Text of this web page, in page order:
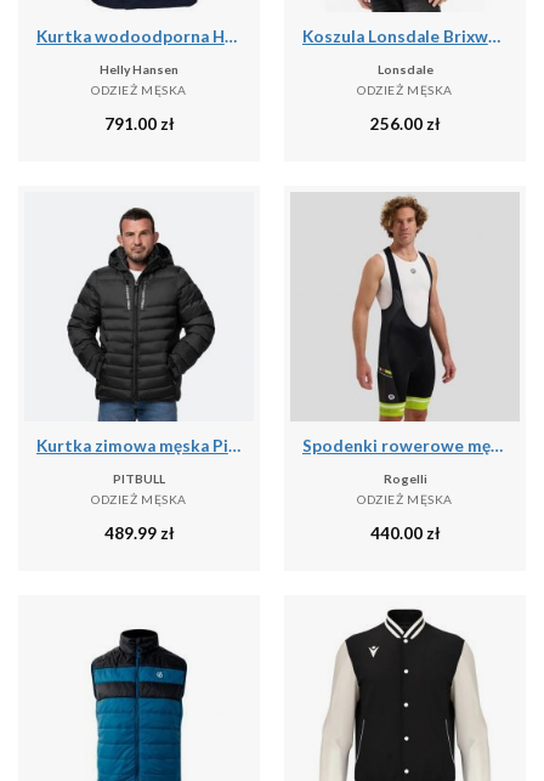
Kurtka wodoodporna Helly Hansen Koster
Helly Hansen
ODZIEŻ MĘSKA
791.00 zł
Koszula Lonsdale Brixworth
Lonsdale
ODZIEŻ MĘSKA
256.00 zł
Kurtka zimowa męska Pitbull Crestline Padded Hooded
PITBULL
ODZIEŻ MĘSKA
489.99 zł
Spodenki rowerowe męskie Rogelli GARA MOSTRO II
Rogelli
ODZIEŻ MĘSKA
440.00 zł